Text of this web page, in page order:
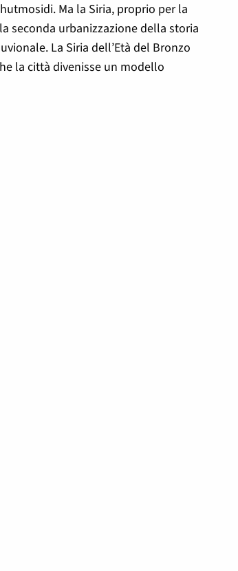
Ma la Siria, proprio per la
seconda urbanizzazione della storia
La Siria dell’Età del Bronzo
la città divenisse un modello